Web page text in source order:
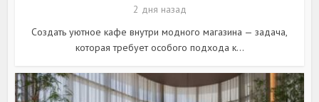
2 дня назад
Создать уютное кафе внутри модного магазина — задача,
которая требует особого подхода к...